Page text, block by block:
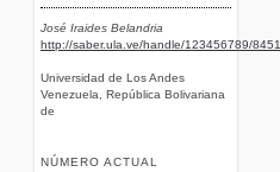
José Iraides Belandria
http://saber.ula.ve/handle/123456789/8451
Universidad de Los Andes
Venezuela, República Bolivariana
de
NÚMERO ACTUAL